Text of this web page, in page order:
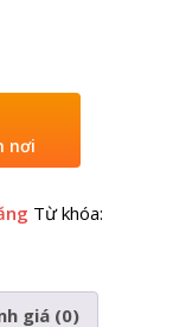
nơi
Từ khóa:
giá (0)